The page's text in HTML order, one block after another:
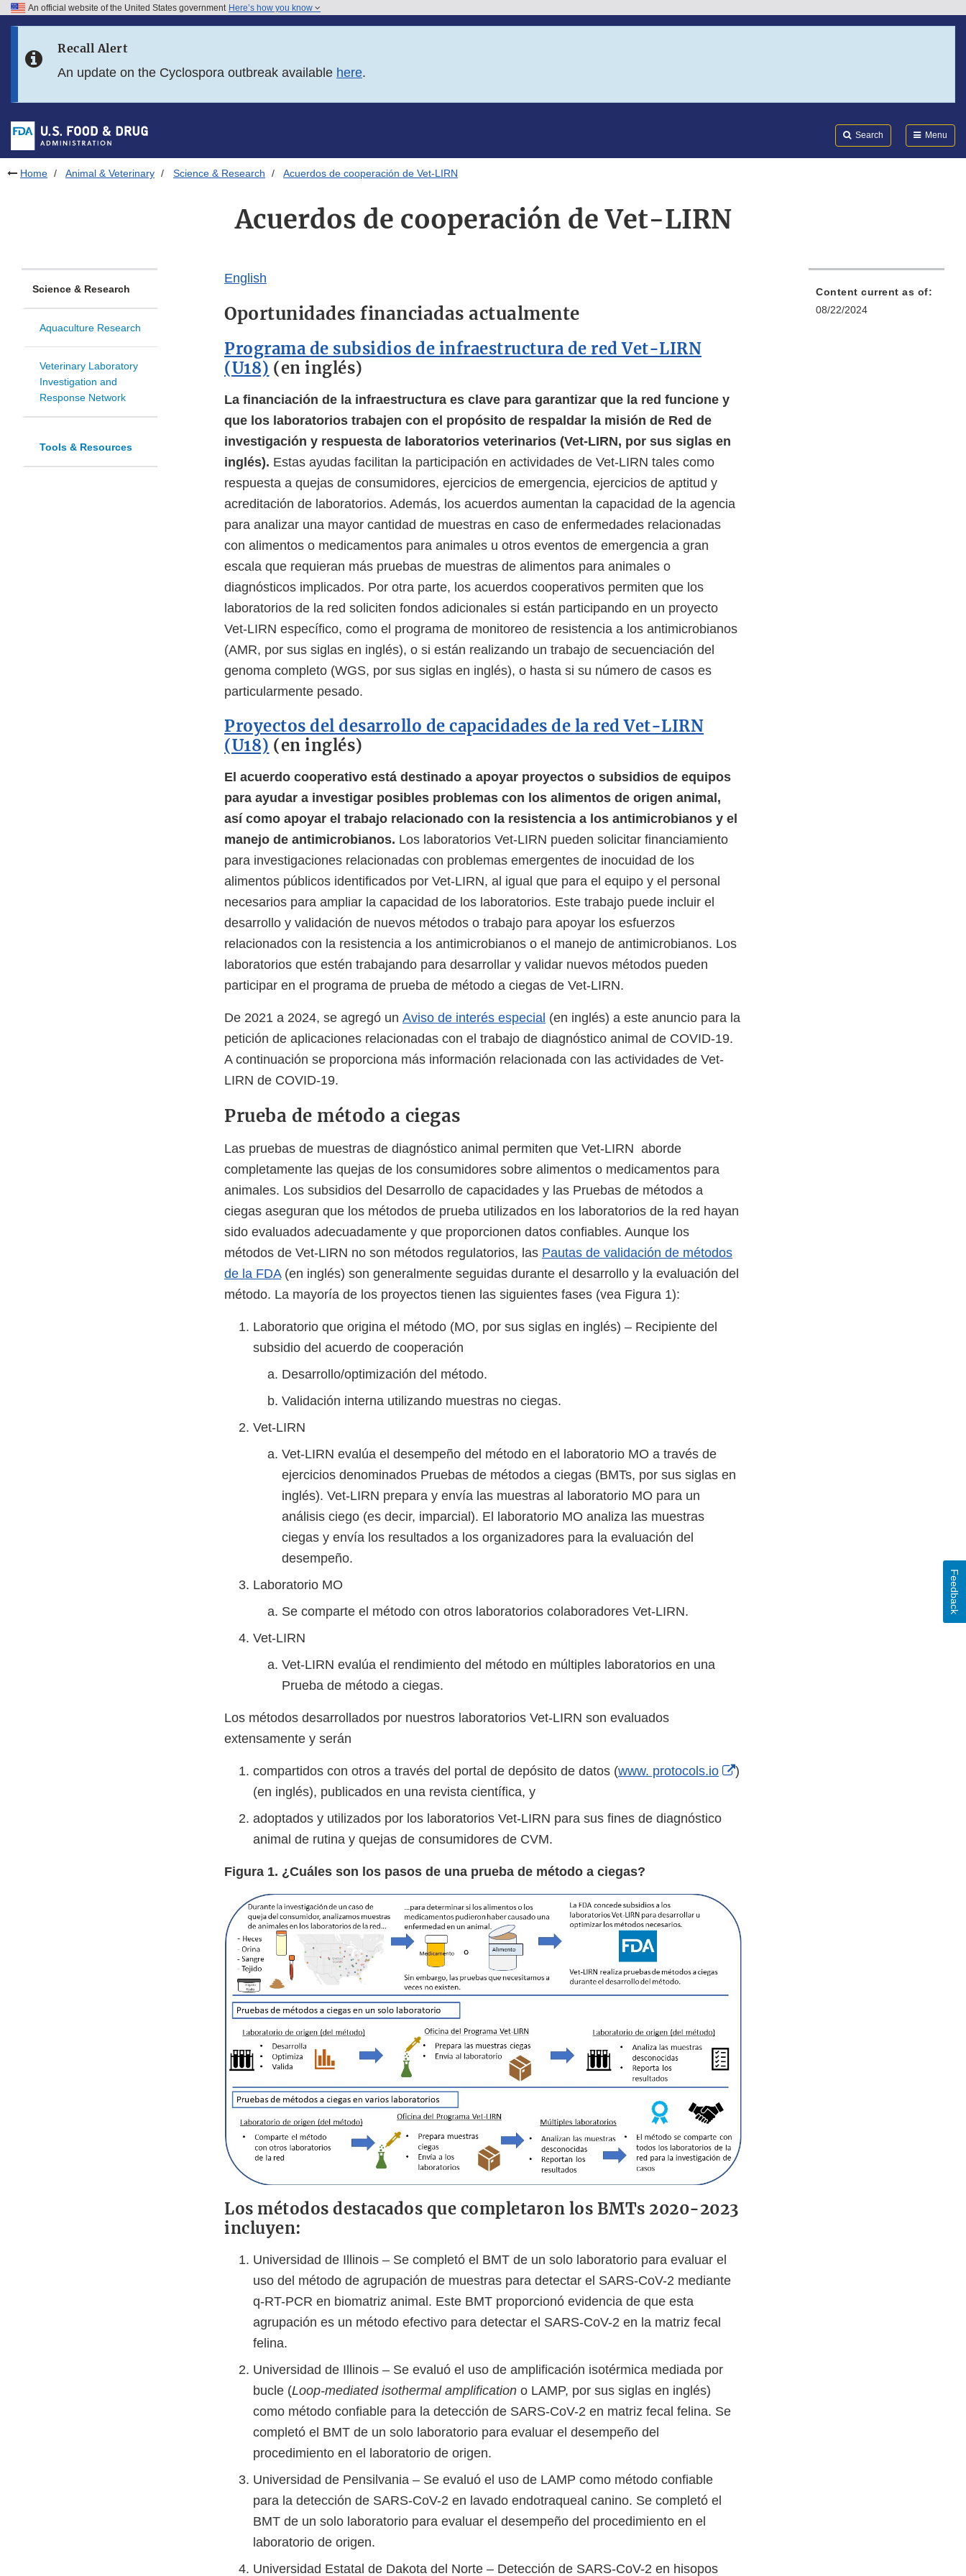
Skip to FDA Search
Skip to footer links
An official website of the United States government Here’s how you know
Recall Alert
An update on the Cyclospora outbreak available here.
Search Menu
Home Animal & Veterinary Science & Research Acuerdos de cooperación de Vet-LIRN
Acuerdos de cooperación de Vet-LIRN
Science & Research
Aquaculture Research
Veterinary Laboratory
Investigation and
Response Network
Tools & Resources
English
Oportunidades financiadas actualmente
Programa de subsidios de infraestructura de red Vet-LIRN
(U18) (en inglés)
La financiación de la infraestructura es clave para garantizar que la red funcione y
que los laboratorios trabajen con el propósito de respaldar la misión de Red de
investigación y respuesta de laboratorios veterinarios (Vet-LIRN, por sus siglas en
inglés). Estas ayudas facilitan la participación en actividades de Vet-LIRN tales como
respuesta a quejas de consumidores, ejercicios de emergencia, ejercicios de aptitud y
acreditación de laboratorios. Además, los acuerdos aumentan la capacidad de la agencia
para analizar una mayor cantidad de muestras en caso de enfermedades relacionadas
con alimentos o medicamentos para animales u otros eventos de emergencia a gran
escala que requieran más pruebas de muestras de alimentos para animales o
diagnósticos implicados. Por otra parte, los acuerdos cooperativos permiten que los
laboratorios de la red soliciten fondos adicionales si están participando en un proyecto
Vet-LIRN específico, como el programa de monitoreo de resistencia a los antimicrobianos
(AMR, por sus siglas en inglés), o si están realizando un trabajo de secuenciación del
genoma completo (WGS, por sus siglas en inglés), o hasta si su número de casos es
particularmente pesado.
Proyectos del desarrollo de capacidades de la red Vet-LIRN
(U18) (en inglés)
El acuerdo cooperativo está destinado a apoyar proyectos o subsidios de equipos
para ayudar a investigar posibles problemas con los alimentos de origen animal,
así como apoyar el trabajo relacionado con la resistencia a los antimicrobianos y el
manejo de antimicrobianos. Los laboratorios Vet-LIRN pueden solicitar financiamiento
para investigaciones relacionadas con problemas emergentes de inocuidad de los
alimentos públicos identificados por Vet-LIRN, al igual que para el equipo y el personal
necesarios para ampliar la capacidad de los laboratorios. Este trabajo puede incluir el
desarrollo y validación de nuevos métodos o trabajo para apoyar los esfuerzos
relacionados con la resistencia a los antimicrobianos o el manejo de antimicrobianos. Los
laboratorios que estén trabajando para desarrollar y validar nuevos métodos pueden
participar en el programa de prueba de método a ciegas de Vet-LIRN.
De 2021 a 2024, se agregó un Aviso de interés especial (en inglés) a este anuncio para la
petición de aplicaciones relacionadas con el trabajo de diagnóstico animal de COVID-19.
A continuación se proporciona más información relacionada con las actividades de Vet-
LIRN de COVID-19.
Prueba de método a ciegas
Las pruebas de muestras de diagnóstico animal permiten que Vet-LIRN aborde
completamente las quejas de los consumidores sobre alimentos o medicamentos para
animales. Los subsidios del Desarrollo de capacidades y las Pruebas de métodos a
ciegas aseguran que los métodos de prueba utilizados en los laboratorios de la red hayan
sido evaluados adecuadamente y que proporcionen datos confiables. Aunque los
métodos de Vet-LIRN no son métodos regulatorios, las Pautas de validación de métodos
de la FDA(en inglés) son generalmente seguidas durante el desarrollo y la evaluación del
método. La mayoría de los proyectos tienen las siguientes fases (vea Figura 1):
Laboratorio que origina el método (MO, por sus siglas en inglés) – Recipiente del
subsidio del acuerdo de cooperación
Desarrollo/optimización del método.
Validación interna utilizando muestras no ciegas.
Vet-LIRN
Vet-LIRN evalúa el desempeño del método en el laboratorio MO a través de
ejercicios denominados Pruebas de métodos a ciegas (BMTs, por sus siglas en
inglés). Vet-LIRN prepara y envía las muestras al laboratorio MO para un
análisis ciego (es decir, imparcial). El laboratorio MO analiza las muestras
ciegas y envía los resultados a los organizadores para la evaluación del
desempeño.
Laboratorio MO
Se comparte el método con otros laboratorios colaboradores Vet-LIRN.
Vet-LIRN
Vet-LIRN evalúa el rendimiento del método en múltiples laboratorios en una
Prueba de método a ciegas.
Los métodos desarrollados por nuestros laboratorios Vet-LIRN son evaluados
extensamente y serán
compartidos con otros a través del portal de depósito de datos (www. protocols.io
External
)
(en inglés), publicados en una revista científica, y
adoptados y utilizados por los laboratorios Vet-LIRN para sus fines de diagnóstico
animal de rutina y quejas de consumidores de CVM.
Figura 1. ¿Cuáles son los pasos de una prueba de método a ciegas?
Los métodos destacados que completaron los BMTs 2020-2023
incluyen:
Universidad de Illinois – Se completó el BMT de un solo laboratorio para evaluar el
uso del método de agrupación de muestras para detectar el SARS-CoV-2 mediante
q-RT-PCR en biomatriz animal. Este BMT proporcionó evidencia de que esta
agrupación es un método efectivo para detectar el SARS-CoV-2 en la matriz fecal
felina.
Universidad de Illinois – Se evaluó el uso de amplificación isotérmica mediada por
bucle (Loop-mediated isothermal amplification o LAMP, por sus siglas en inglés)
como método confiable para la detección de SARS-CoV-2 en matriz fecal felina. Se
completó el BMT de un solo laboratorio para evaluar el desempeño del
procedimiento en el laboratorio de origen.
Universidad de Pensilvania – Se evaluó el uso de LAMP como método confiable
para la detección de SARS-CoV-2 en lavado endotraqueal canino. Se completó el
BMT de un solo laboratorio para evaluar el desempeño del procedimiento en el
laboratorio de origen.
Universidad Estatal de Dakota del Norte – Detección de SARS-CoV-2 en hisopos
Content current as of:
08/22/2024
Feedback